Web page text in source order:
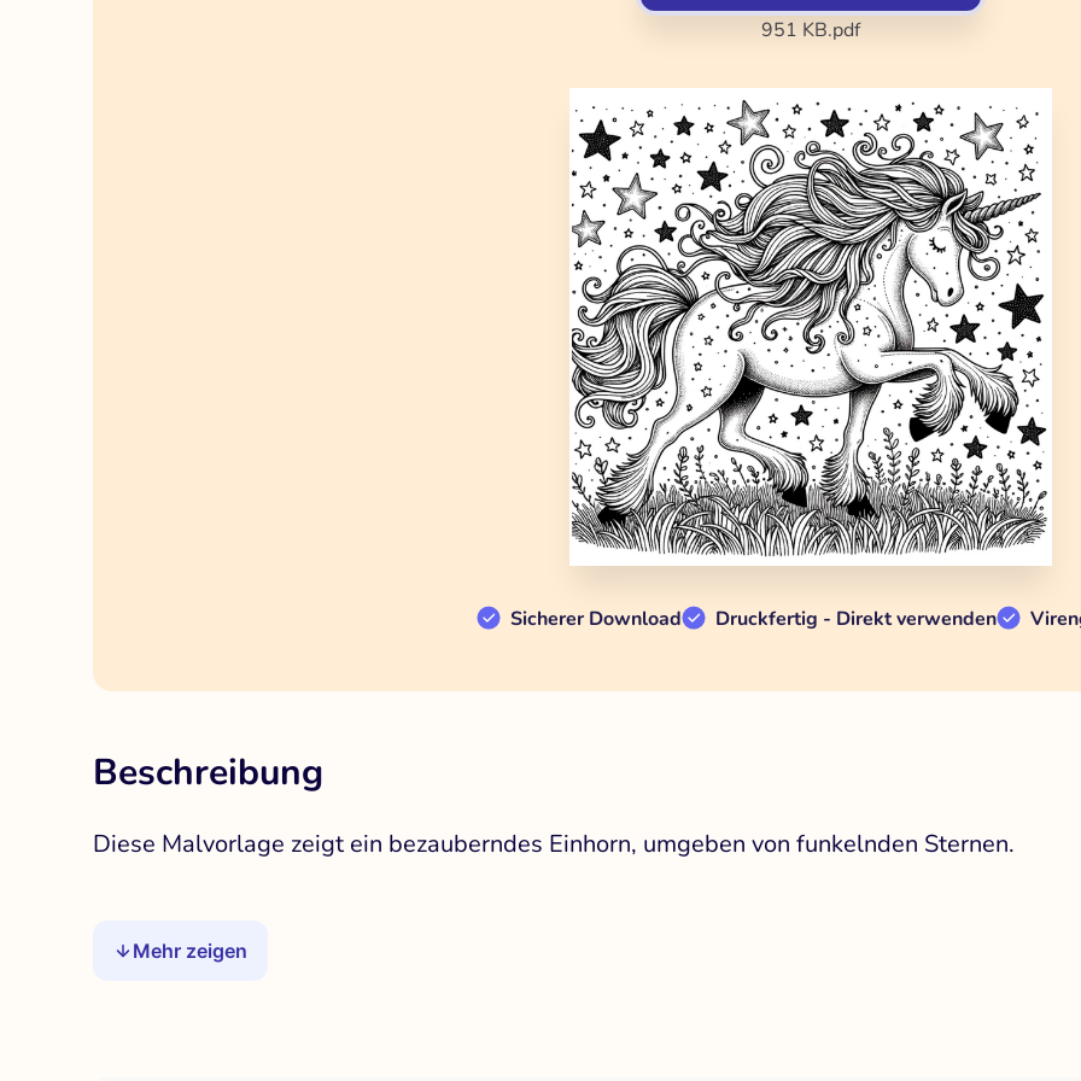
951 KB.pdf
Sicherer Download Druckfertig - Direkt verwenden
Beschreibung
Diese Malvorlage zeigt ein bezauberndes Einhorn, umgeben von funkelnden Sternen.
Mehr zeigen